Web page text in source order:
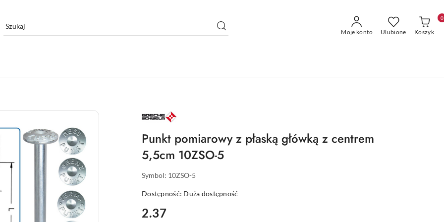
Moje konto Ulubione Koszyk
0
NAZWA
PRODUCENTA:
Punkt pomiarowy z płaską główką z centrem
5,5cm 10ZSO-5
Symbol: 10ZSO-5
Dostępność: Duża dostępność
cena:
2.37